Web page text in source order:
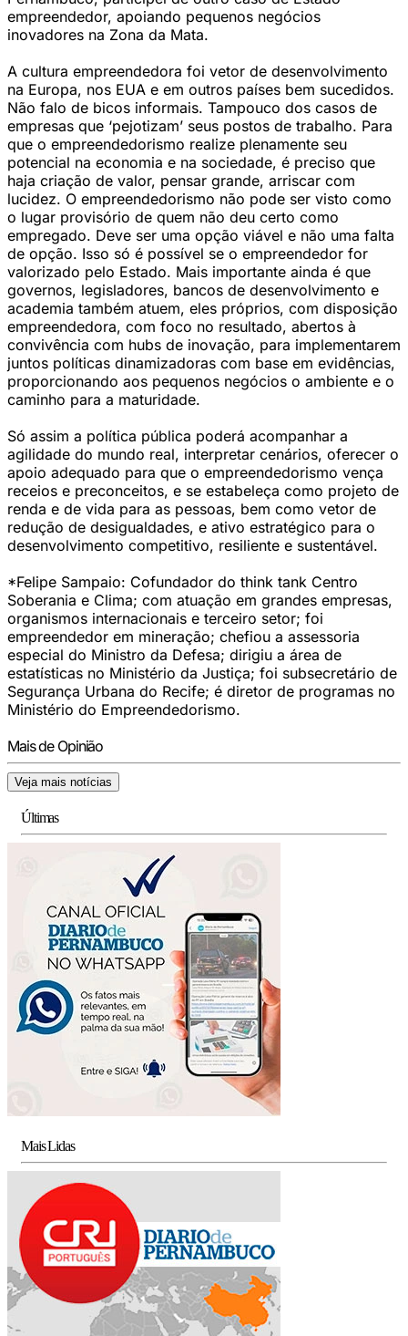
empreendedor, apoiando pequenos negócios
inovadores na Zona da Mata.
A cultura empreendedora foi vetor de desenvolvimento
na Europa, nos EUA e em outros países bem sucedidos.
Não falo de bicos informais. Tampouco dos casos de
empresas que ‘pejotizam’ seus postos de trabalho. Para
que o empreendedorismo realize plenamente seu
potencial na economia e na sociedade, é preciso que
haja criação de valor, pensar grande, arriscar com
lucidez. O empreendedorismo não pode ser visto como
o lugar provisório de quem não deu certo como
empregado. Deve ser uma opção viável e não uma falta
de opção. Isso só é possível se o empreendedor for
valorizado pelo Estado. Mais importante ainda é que
governos, legisladores, bancos de desenvolvimento e
academia também atuem, eles próprios, com disposição
empreendedora, com foco no resultado, abertos à
convivência com hubs de inovação, para implementarem
juntos políticas dinamizadoras com base em evidências,
proporcionando aos pequenos negócios o ambiente e o
caminho para a maturidade.
Só assim a política pública poderá acompanhar a
agilidade do mundo real, interpretar cenários, oferecer o
apoio adequado para que o empreendedorismo vença
receios e preconceitos, e se estabeleça como projeto de
renda e de vida para as pessoas, bem como vetor de
redução de desigualdades, e ativo estratégico para o
desenvolvimento competitivo, resiliente e sustentável.
*Felipe Sampaio: Cofundador do think tank Centro
Soberania e Clima; com atuação em grandes empresas,
organismos internacionais e terceiro setor; foi
empreendedor em mineração; chefiou a assessoria
especial do Ministro da Defesa; dirigiu a área de
estatísticas no Ministério da Justiça; foi subsecretário de
Segurança Urbana do Recife; é diretor de programas no
Ministério do Empreendedorismo.
Mais de Opinião
Veja mais notícias
Últimas
Mais Lidas